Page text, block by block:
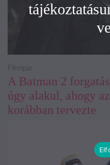
A Batman 2
úgy alakul, ahogy
korábban tervezte
Filmipar